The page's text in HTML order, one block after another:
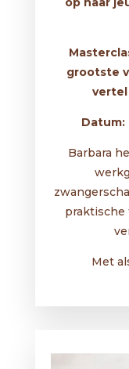
grootste
Datum:
Barbara
praktische
Met